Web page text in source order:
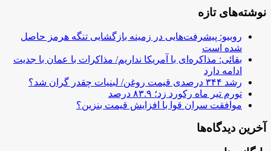
نوشته‌های تازه
روبیو: پیشرفت‌هایی در زمینه بازگشایی تنگه هرمز حاصل
شده است
بقائی: مذاکره‌ای با آمریکا نداریم/ مذاکرات با عمان با جدیت
ادامه دارد
رشد ۳۴۴ درصدی قیمت روغن/ لبنیات چقدر گران شد؟
تورم تیر ماه رکورد زد؛ ۸۳.۹ درصد
موافقت سران قوا با افزایش قیمت بنزین؟
آخرین دیدگاه‌ها